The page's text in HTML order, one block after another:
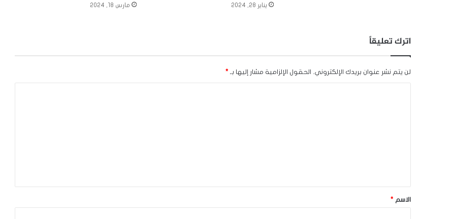
يناير 28, 2024 مارس 18, 2024
اترك تعليقاً
لن يتم نشر عنوان بريدك الإلكتروني. الحقول الإلزامية مشار إليها بـ *
*الاسم *